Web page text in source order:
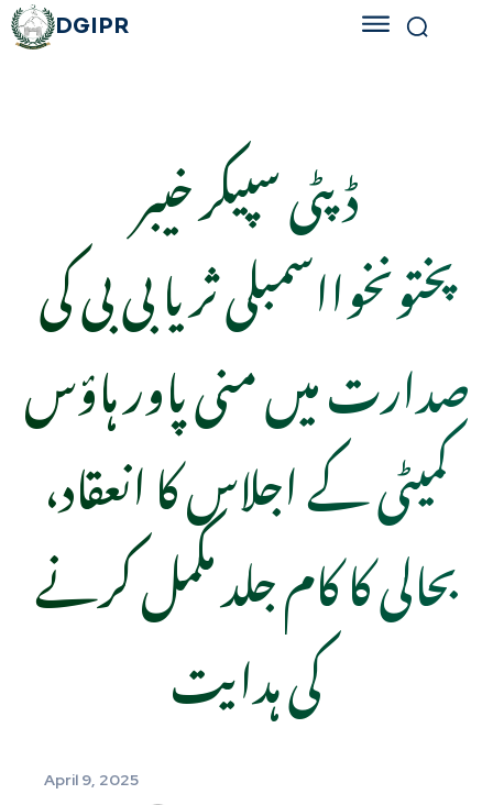
DGIPR
ڈپٹی سپیکر خیبر
پختونخوااسمبلی ثریا بی بی کی
صدارت میں منی پاور ہاؤس
کمیٹی کے اجلاس کا انعقاد،
بحالی کا کام جلد مکمل کرنے
کی ہدایت
April 9, 2025